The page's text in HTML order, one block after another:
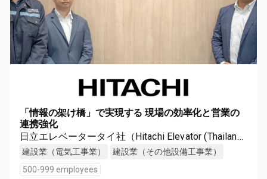
「情報の架け橋」で実現する 現場の効率化と営業の
連携強化
日立エレベータータイ社（Hitachi Elevator (Thailand)
Co., Ltd.）
建設業（電気工事業）
建設業（その他設備工事業）
500-999 employees